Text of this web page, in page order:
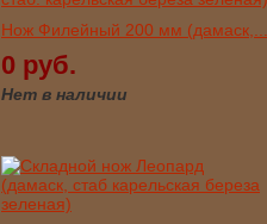
Нож Филейный 200 мм (дамаск,...
0 руб.
Нет в наличии